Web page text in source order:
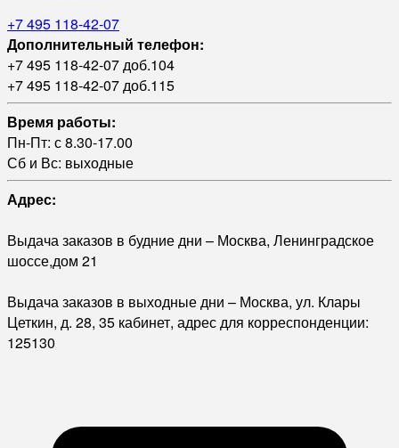
+7 495 118-42-07
Дополнительный телефон:
+7 495 118-42-07 доб.104
+7 495 118-42-07 доб.115
Время работы:
Пн-Пт: с 8.30-17.00
Сб и Вс: выходные
Адрес:
Выдача заказов в будние дни – Москва, Ленинградское
шоссе,дом 21
Выдача заказов в выходные дни – Москва, ул. Клары
Цеткин, д. 28, 35 кабинет, адрес для корреспонденции:
125130